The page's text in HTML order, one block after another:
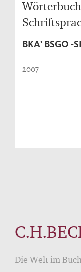
BKA' BSGO -
2007
Die Welt im